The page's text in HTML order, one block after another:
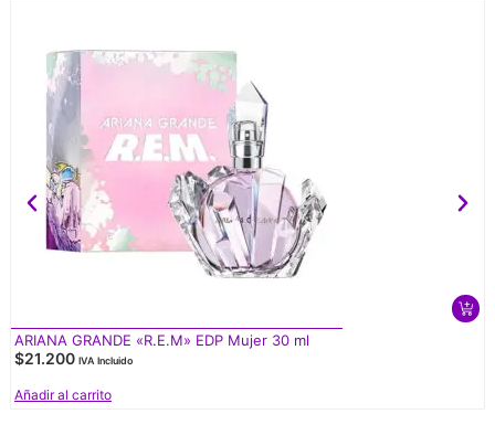
ARIANA GRANDE «R.E.M» EDP Mujer 30 ml
$21.200 IVA Incluido
Añadir al carrito